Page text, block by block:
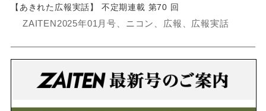
【あきれた広報実話】 不定期連載 第70 回
ZAITEN2025年01月号、ニコン、広報、広報実話